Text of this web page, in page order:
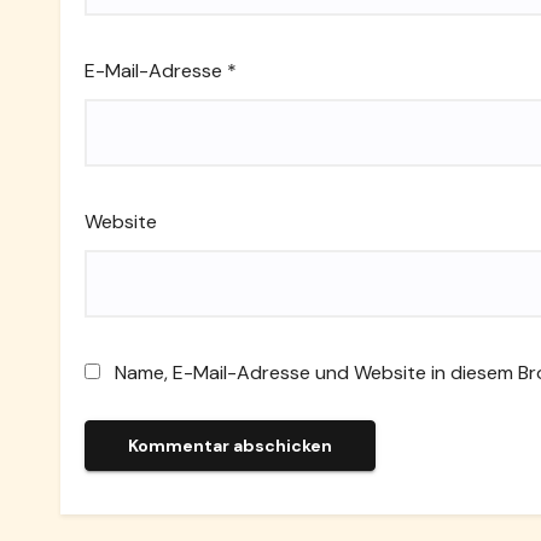
E-Mail-Adresse *
Website
Name, E-Mail-Adresse und Website in diesem